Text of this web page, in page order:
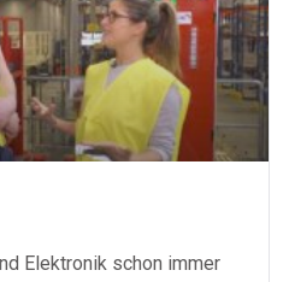
Elektronik schon immer